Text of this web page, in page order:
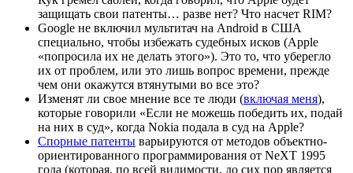
защищать свои патенты… разве нет? Что насчет RIM?
Google не включил мультитач на Android в США
специально, чтобы избежать судебных исков (Apple
«попросила их не делать этого»). Это то, что уберегло
их от проблем, или это лишь вопрос времени, прежде
чем они окажутся втянутыми во все это?
Изменят ли свое мнение все те люди (включая меня),
которые говорили «Если не можешь победить их, подай
на них в суд», когда Nokia подала в суд на Apple?
Спорные патенты варьируются от методов объектно-
ориентированного программирования от NeXT 1995
года (которая, по всей видимости, до сих пор является